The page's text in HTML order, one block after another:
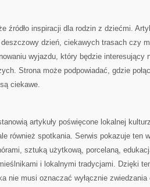
źródło inspiracji dla rodzin z dziećmi.
dzień, ciekawych trasach czy
wyjazdu, który będzie interesujący
Strona może podpowiadać, gdzie
ciekawe.
artykuły poświęcone lokalnej
również spotkania. Serwis pokazuje ten
sztuką użytkową, porcelaną,
i lokalnymi tradycjami. Dzięki
nie musi oznaczać wyłącznie